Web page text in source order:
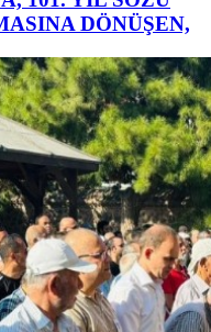
DÖNÜŞEN,